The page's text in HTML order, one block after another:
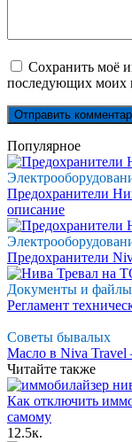
Сохранить моё
последующих моих
Популярное
Предохранители
описание
Предохранители
Документы и файлы
Регламент
Советы бывалых
Масло в Niva Travel
Читайте также
Как отключить
самому
1 2.5к.